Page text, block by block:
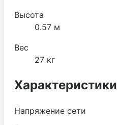
Высота
0.57 м
Вес
27 кг
Характеристики
Напряжение сети